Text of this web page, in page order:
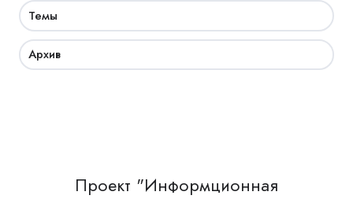
Темы
Архив
Проект "Информционная